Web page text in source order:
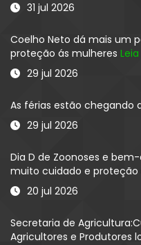
31 jul 2026
Coelho Neto dá mais um
proteção ás mulheres
29 jul 2026
As férias estão chegando
29 jul 2026
Dia D de Zoonoses e
muito cuidado e proteção
20 jul 2026
Secretaria de
Agricultores e Produtores